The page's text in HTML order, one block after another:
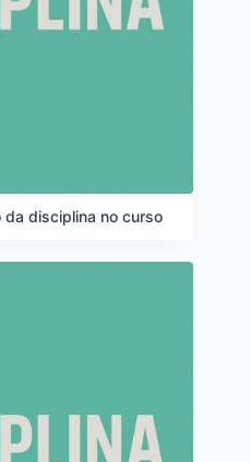
da disciplina no curso